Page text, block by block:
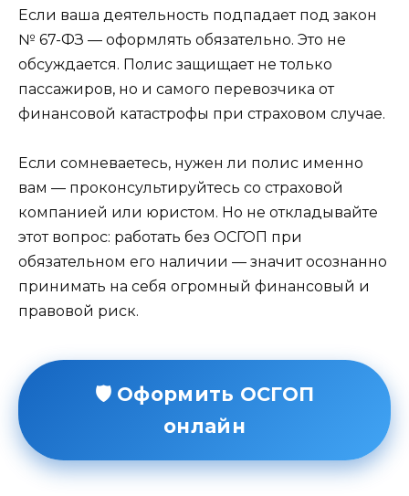
Если ваша деятельность подпадает под закон
№ 67-ФЗ — оформлять обязательно. Это не
обсуждается. Полис защищает не только
пассажиров, но и самого перевозчика от
финансовой катастрофы при страховом случае.
Если сомневаетесь, нужен ли полис именно
вам — проконсультируйтесь со страховой
компанией или юристом. Но не откладывайте
этот вопрос: работать без ОСГОП при
обязательном его наличии — значит осознанно
принимать на себя огромный финансовый и
правовой риск.
🛡️ Оформить ОСГОП
онлайн